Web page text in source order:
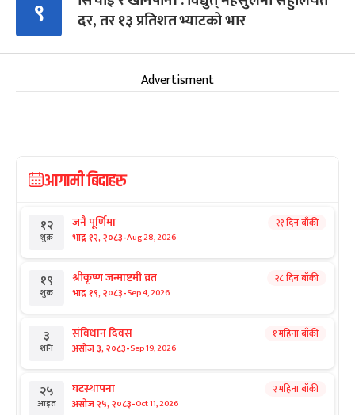
९
दर, तर १३ प्रतिशत भ्याटको भार
Advertisment
आगामी बिदाहरु
१२
शुक्र
जनै पूर्णिमा
भाद्र १२, २०८३-Aug 28, 2026
२१ दिन बाँकी
१९
शुक्र
श्रीकृष्ण जन्माष्टमी व्रत
भाद्र १९, २०८३-Sep 4, 2026
२८ दिन बाँकी
३
शनि
संविधान दिवस
असोज ३, २०८३-Sep 19, 2026
१ महिना बाँकी
२५
आइत
घटस्थापना
असोज २५, २०८३-Oct 11, 2026
२ महिना बाँकी